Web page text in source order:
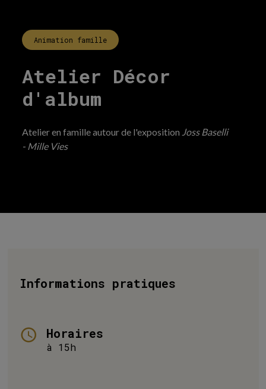
Animation famille
Atelier Décor
d'album
Atelier en famille autour de l'exposition Joss Baselli
- Mille Vies
Informations pratiques
Horaires
à 15h